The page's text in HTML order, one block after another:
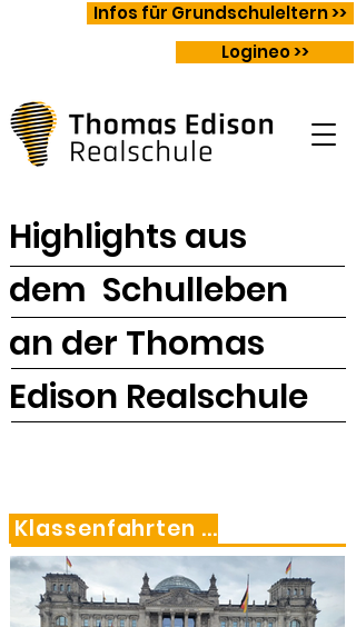
Infos für Grundschuleltern >>
Logineo >>
Highlights aus
dem Schulleben
an der Thomas
Edison Realschule
Klassenfahrten ...